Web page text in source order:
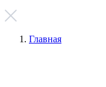
Главная